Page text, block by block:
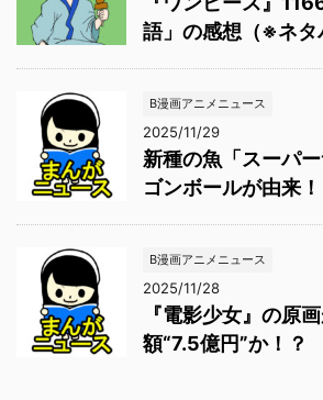
語」の感想（※ネタ
B漫画アニメニュース
2025/11/29
新種の魚「スーパ
ゴンボールが由来！
B漫画アニメニュース
2025/11/28
『電影少女』の原
額“7.5億円”か！？